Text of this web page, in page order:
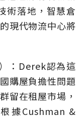
術落地，智慧倉
現代物流中心將
：Derek認為這
購屋負擔性問題
留在租屋市場，
據Cushman &